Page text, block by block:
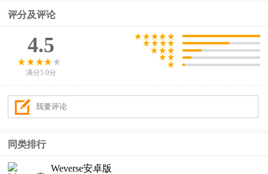
评分及评论
4.5
满分5.0分
同类排行
Weverse安卓版